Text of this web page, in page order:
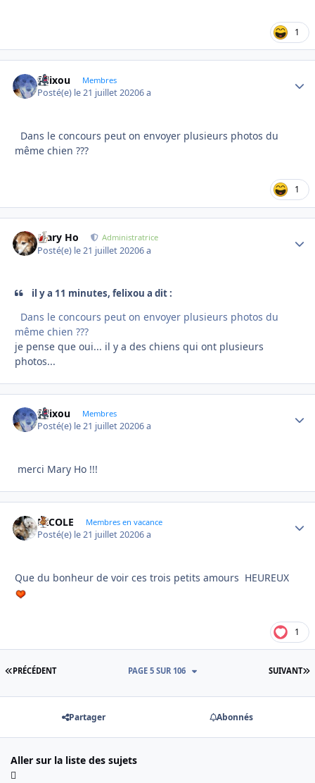
1
felixou Membres
Posté(e) le 21 juillet 20206 a
Dans le concours peut on envoyer plusieurs photos du
même chien ???
1
Mary Ho Administratrice
Posté(e) le 21 juillet 20206 a
il y a 11 minutes, felixou a dit :
Dans le concours peut on envoyer plusieurs photos du
même chien ???
je pense que oui... il y a des chiens qui ont plusieurs
photos...
felixou Membres
Posté(e) le 21 juillet 20206 a
merci Mary Ho !!!
NICOLE Membres en vacance
Posté(e) le 21 juillet 20206 a
Que du bonheur de voir ces trois petits amours HEUREUX
1
PREMIÈRE PAGE
PRÉCÉDENT SUIVANT
PAGE 5 SUR 106
Partager Abonnés
Aller sur la liste des sujets